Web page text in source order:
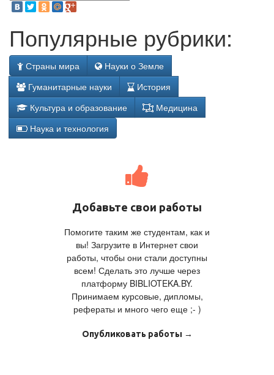
Популярные рубрики:
Страны мира
Науки о Земле
Гуманитарные науки
История
Культура и образование
Медицина
Наука и технология
Добавьте свои работы
Помогите таким же студентам, как и
вы! Загрузите в Интернет свои
работы, чтобы они стали доступны
всем! Сделать это лучше через
платформу BIBLIOTEKA.BY.
Принимаем курсовые, дипломы,
рефераты и много чего еще ;- )
Опубликовать работы →